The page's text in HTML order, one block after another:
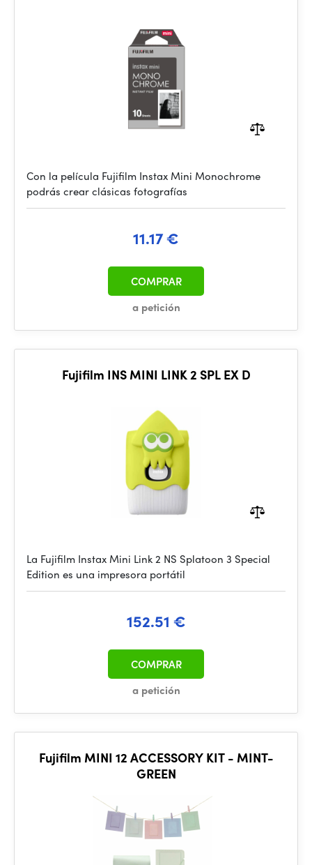
Con la película Fujifilm Instax Mini Monochrome
podrás crear clásicas fotografías
11.17 €
a petición
COMPRAR
Fujifilm INS MINI LINK 2 SPL EX D
La Fujifilm Instax Mini Link 2 NS Splatoon 3 Special
Edition es una impresora portátil
152.51 €
a petición
COMPRAR
Fujifilm MINI 12 ACCESSORY KIT - MINT-
GREEN